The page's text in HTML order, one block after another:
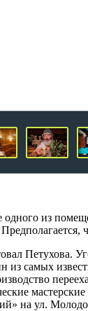
из
Петухова.
самых
на ул.